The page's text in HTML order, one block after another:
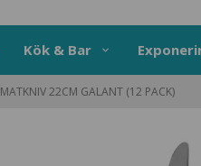
Kök & Bar
MATKNIV 22CM GALANT (12 PACK)